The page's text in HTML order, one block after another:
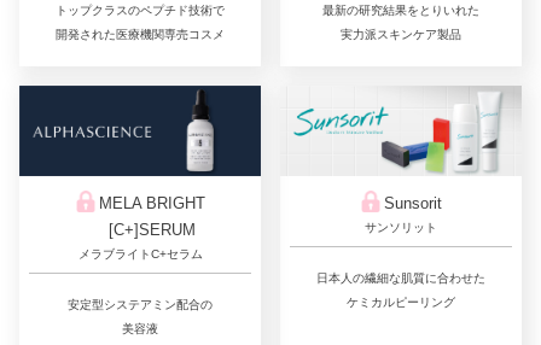
トップクラスのペプチド技術で
開発された医療機関専売コスメ
最新の研究結果をとりいれた
実力派スキンケア製品
MELA BRIGHT
[C+]SERUM
メラブライトC+セラム
安定型システアミン配合の
美容液
Sunsorit
サンソリット
日本人の繊細な肌質に合わせた
ケミカルピーリング